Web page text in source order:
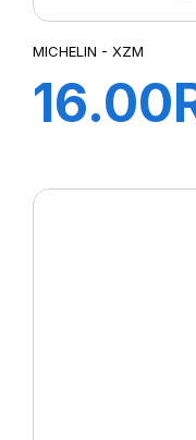
MICHELIN - XZM